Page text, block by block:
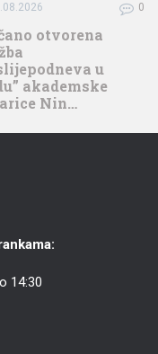
0
otvorena
u
akademske
Nin…
14:30